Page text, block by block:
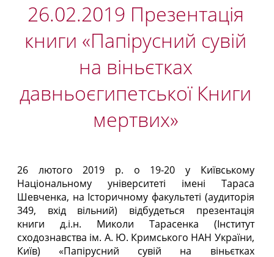
26.02.2019 Презентація
книги «Папірусний сувій
на віньєтках
давньоєгипетської Книги
мертвих»
26 лютого 2019 р. о 19-20 у Київському
Національному університеті імені Тараса
Шевченка, на Історичному факультеті (аудиторія
349, вхід вільний) відбудеться презентація
книги д.і.н. Миколи Тарасенка (Інститут
сходознавства ім. А. Ю. Кримського НАН України,
Київ) «Папірусний сувій на віньєтках